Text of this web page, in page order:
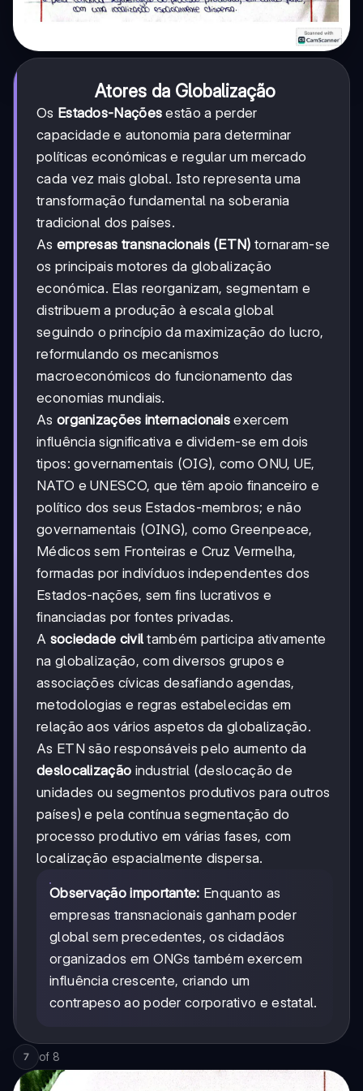
Atores da Globalização
Os Estados-Nações estão a perder
capacidade e autonomia para determinar
políticas económicas e regular um mercado
cada vez mais global. Isto representa uma
transformação fundamental na soberania
tradicional dos países.
As empresas transnacionais (ETN) tornaram-se
os principais motores da globalização
económica. Elas reorganizam, segmentam e
distribuem a produção à escala global
seguindo o princípio da maximização do lucro,
reformulando os mecanismos
macroeconómicos do funcionamento das
economias mundiais.
As organizações internacionais exercem
influência significativa e dividem-se em dois
tipos: governamentais (OIG), como ONU, UE,
NATO e UNESCO, que têm apoio financeiro e
político dos seus Estados-membros; e não
governamentais (OING), como Greenpeace,
Médicos sem Fronteiras e Cruz Vermelha,
formadas por indivíduos independentes dos
Estados-nações, sem fins lucrativos e
financiadas por fontes privadas.
A sociedade civil também participa ativamente
na globalização, com diversos grupos e
associações cívicas desafiando agendas,
metodologias e regras estabelecidas em
relação aos vários aspetos da globalização.
As ETN são responsáveis pelo aumento da
deslocalização industrial (deslocação de
unidades ou segmentos produtivos para outros
países) e pela contínua segmentação do
processo produtivo em várias fases, com
localização espacialmente dispersa.
Observação importante: Enquanto as
empresas transnacionais ganham poder
global sem precedentes, os cidadãos
organizados em ONGs também exercem
influência crescente, criando um
contrapeso ao poder corporativo e estatal.
7 of 8